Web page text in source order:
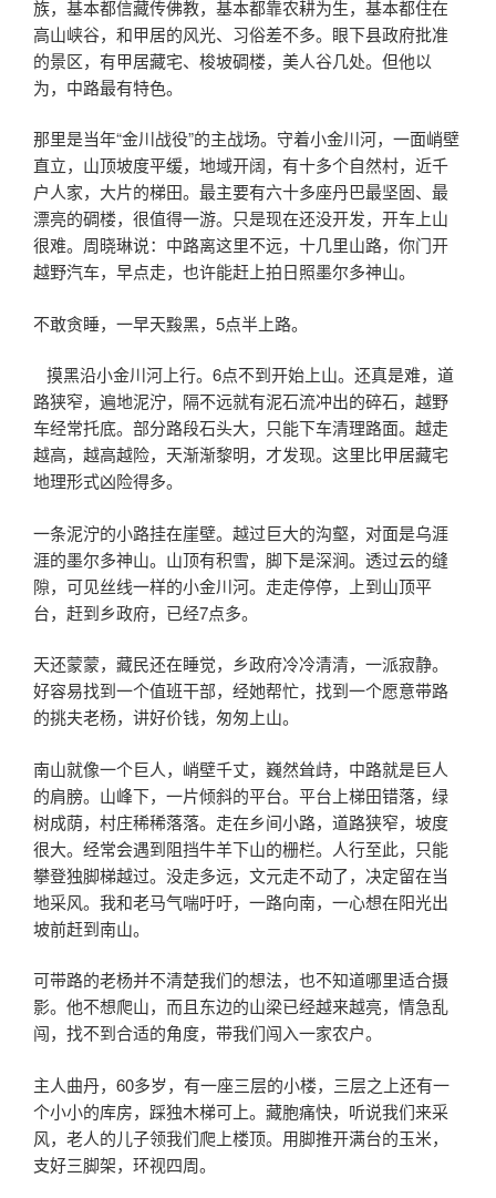
族，基本都信藏传佛教，基本都靠农耕为生，基本都住在
高山峡谷，和甲居的风光、习俗差不多。眼下县政府批准
的景区，有甲居藏宅、梭坡碉楼，美人谷几处。但他以
为，中路最有特色。
那里是当年“金川战役”的主战场。守着小金川河，一面峭壁
直立，山顶坡度平缓，地域开阔，有十多个自然村，近千
户人家，大片的梯田。最主要有六十多座丹巴最坚固、最
漂亮的碉楼，很值得一游。只是现在还没开发，开车上山
很难。周晓琳说：中路离这里不远，十几里山路，你门开
越野汽车，早点走，也许能赶上拍日照墨尔多神山。
不敢贪睡，一早天黢黑，5点半上路。
摸黑沿小金川河上行。6点不到开始上山。还真是难，道
路狭窄，遍地泥泞，隔不远就有泥石流冲出的碎石，越野
车经常托底。部分路段石头大，只能下车清理路面。越走
越高，越高越险，天渐渐黎明，才发现。这里比甲居藏宅
地理形式凶险得多。
一条泥泞的小路挂在崖壁。越过巨大的沟壑，对面是乌涯
涯的墨尔多神山。山顶有积雪，脚下是深涧。透过云的缝
隙，可见丝线一样的小金川河。走走停停，上到山顶平
台，赶到乡政府，已经7点多。
天还蒙蒙，藏民还在睡觉，乡政府冷冷清清，一派寂静。
好容易找到一个值班干部，经她帮忙，找到一个愿意带路
的挑夫老杨，讲好价钱，匆匆上山。
南山就像一个巨人，峭壁千丈，巍然耸歭，中路就是巨人
的肩膀。山峰下，一片倾斜的平台。平台上梯田错落，绿
树成荫，村庄稀稀落落。走在乡间小路，道路狭窄，坡度
很大。经常会遇到阻挡牛羊下山的栅栏。人行至此，只能
攀登独脚梯越过。没走多远，文元走不动了，决定留在当
地采风。我和老马气喘吁吁，一路向南，一心想在阳光出
坡前赶到南山。
可带路的老杨并不清楚我们的想法，也不知道哪里适合摄
影。他不想爬山，而且东边的山梁已经越来越亮，情急乱
闯，找不到合适的角度，带我们闯入一家农户。
主人曲丹，60多岁，有一座三层的小楼，三层之上还有一
个小小的库房，踩独木梯可上。藏胞痛快，听说我们来采
风，老人的儿子领我们爬上楼顶。用脚推开满台的玉米，
支好三脚架，环视四周。